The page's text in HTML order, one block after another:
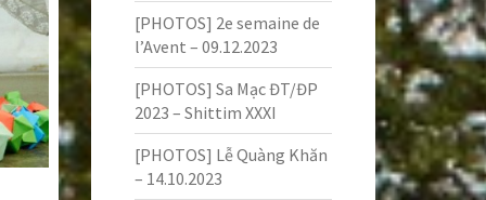
[PHOTOS] 2e semaine de
l’Avent – 09.12.2023
[PHOTOS] Sa Mạc ĐT/ĐP
2023 – Shittim XXXI
[PHOTOS] Lễ Quàng Khăn
– 14.10.2023